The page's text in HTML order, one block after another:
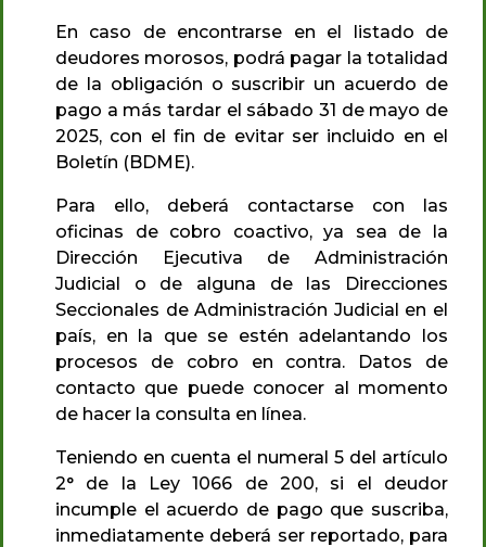
En caso de encontrarse en el listado de
deudores morosos, podrá pagar la totalidad
de la obligación o suscribir un acuerdo de
pago a más tardar el sábado 31 de mayo de
2025, con el fin de evitar ser incluido en el
Boletín (BDME).
Para ello, deberá contactarse con las
oficinas de cobro coactivo, ya sea de la
Dirección Ejecutiva de Administración
Judicial o de alguna de las Direcciones
Seccionales de Administración Judicial en el
país, en la que se estén adelantando los
procesos de cobro en contra. Datos de
contacto que puede conocer al momento
de hacer la consulta en línea.
Teniendo en cuenta el numeral 5 del artículo
2° de la Ley 1066 de 200, si el deudor
incumple el acuerdo de pago que suscriba,
inmediatamente deberá ser reportado, para